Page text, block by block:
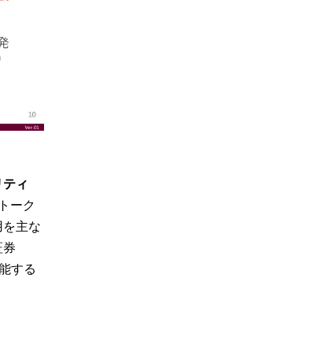
ティ
ーク
主な
券
する